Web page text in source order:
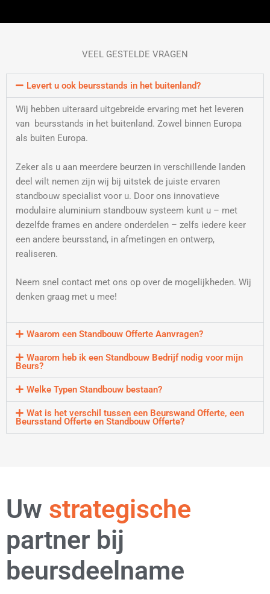
VEEL GESTELDE VRAGEN
Levert u ook beursstands in het buitenland?
Wij hebben uiteraard uitgebreide ervaring met het leveren
van beursstands in het buitenland. Zowel binnen Europa
als buiten Europa.
Zeker als u aan meerdere beurzen in verschillende landen
deel wilt nemen zijn wij bij uitstek de juiste ervaren
standbouw specialist voor u. Door ons innovatieve
modulaire aluminium standbouw systeem kunt u – met
dezelfde frames en andere onderdelen – zelfs iedere keer
een andere beursstand, in afmetingen en ontwerp,
realiseren.
Neem snel contact met ons op over de mogelijkheden. Wij
denken graag met u mee!
Waarom een Standbouw Offerte Aanvragen?
Waarom heb ik een Standbouw Bedrijf nodig voor mijn
Beurs?
Welke Typen Standbouw bestaan?
Wat is het verschil tussen een Beurswand Offerte, een
Beursstand Offerte en Standbouw Offerte?
Uw flexibele
partner bij
beursdeelname